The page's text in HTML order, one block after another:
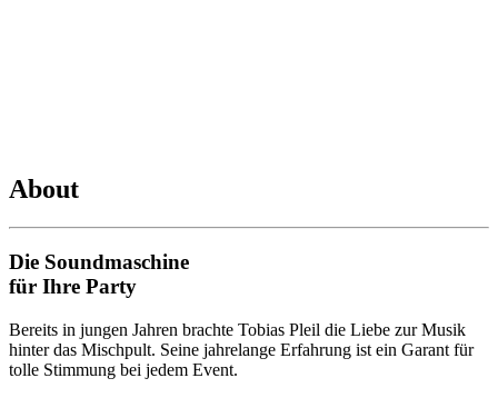
About
Die Soundmaschine
für Ihre Party
Bereits in jungen Jahren brachte Tobias Pleil die Liebe zur Musik
hinter das Mischpult. Seine jahrelange Erfahrung ist ein Garant für
tolle Stimmung bei jedem Event.